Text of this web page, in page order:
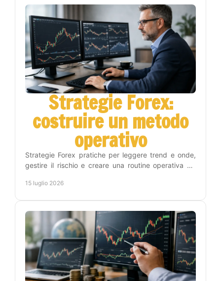
Strategie Forex:
costruire un metodo
operativo
Strategie Forex pratiche per leggere trend e onde,
gestire il rischio e creare una routine operativa sui
15 luglio 2026